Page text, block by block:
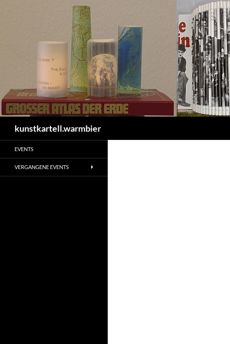
kunstkartell.warmbier
EVENTS
VERGANGENE EVENTS